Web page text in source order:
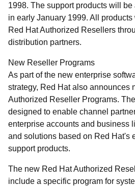
1998. The support products will
in early January 1999. All
Red Hat Authorized Resellers
distribution partners.
New Reseller Programs
As part of the new enterprise
strategy, Red Hat also announces
Authorized Reseller Programs.
designed to enable channel
enterprise accounts and business
and solutions based on Red Hat's
support products.
The new Red Hat Authorized
include a specific program for